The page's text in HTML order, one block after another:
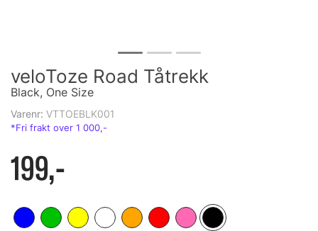
veloToze Road Tåtrekk
Black, One Size
Varenr: VTTOEBLK001
199,-